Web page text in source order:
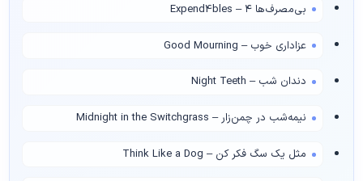
بی‌مصرف‌ها ۴ – Expend4bles
عزاداری خوب – Good Mourning
دندان شب – Night Teeth
نیمه‌شب در چمن‌زار – Midnight in the Switchgrass
مثل یک سگ فکر کن – Think Like a Dog